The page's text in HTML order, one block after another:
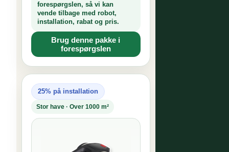
forespørgslen, så vi kan
vende tilbage med robot,
installation, rabat og pris.
Brug denne pakke i
forespørgslen
25% på installation
Stor have · Over 1000 m²